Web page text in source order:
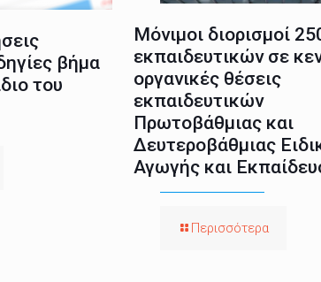
βήμα
του
Μόνιμοι διορισμοί
εκπαιδευτικών σε
οργανικές θέσεις
εκπαιδευτικών
Πρωτοβάθμιας και
Δευτεροβάθμιας
Αγωγής και
Περισσότερα